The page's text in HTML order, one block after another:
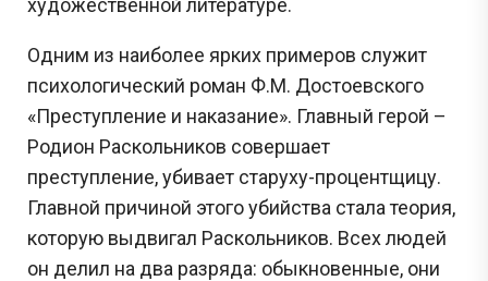
художественной литературе.
Одним из наиболее ярких примеров служит
психологический роман Ф.М. Достоевского
«Преступление и наказание». Главный герой –
Родион Раскольников совершает
преступление, убивает старуху-процентщицу.
Главной причиной этого убийства стала теория,
которую выдвигал Раскольников. Всех людей
он делил на два разряда: обыкновенные, они